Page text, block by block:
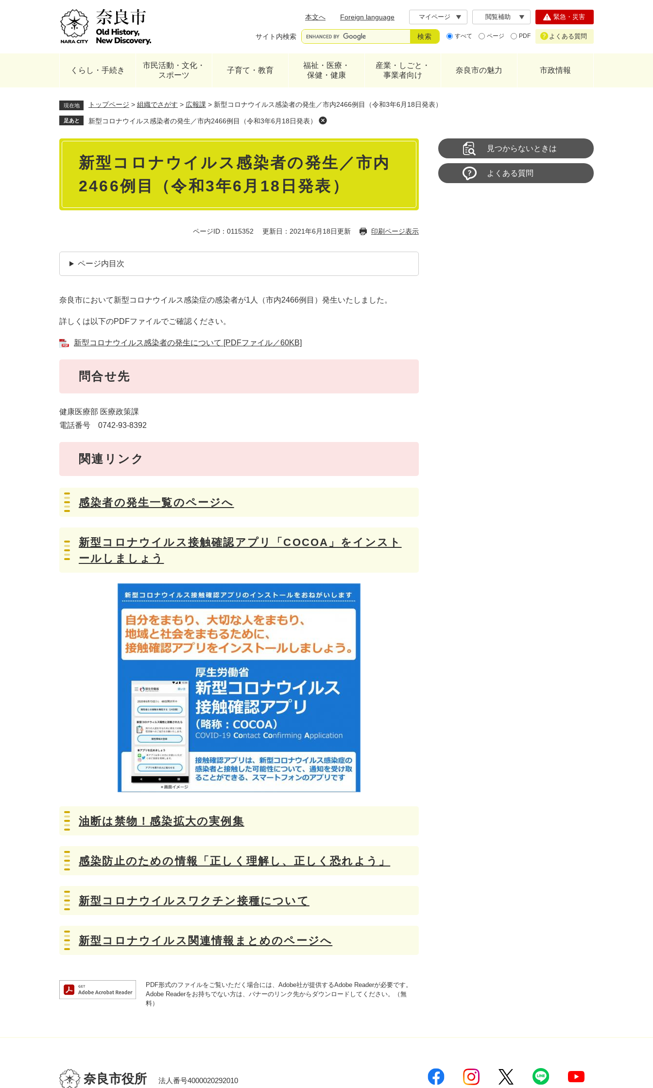
本文へ
Foreign language マイページ 閲覧補助
サイト内検索 すべて ページ PDF
緊急・災害
よくある質問
くらし・手続き
市民活動・文化・
スポーツ
子育て・教育
福祉・医療・
保健・健康
産業・しごと・
事業者向け
奈良市の魅力 市政情報
現在地 トップページ > 組織でさがす > 広報課 > 新型コロナウイルス感染者の発生／市内2466例目（令和3年6月18日発表）
足あと 新型コロナウイルス感染者の発生／市内2466例目（令和3年6月18日発表）
本
新型コロナウイルス感染者の発生／市内
2466例目（令和3年6月18日発表）
ページID：0115352 更新日：2021年6月18日更新 印刷ページ表示
ページ内目次
奈良市において新型コロナウイルス感染症の感染者が1人（市内2466例目）発生いたしました。
詳しくは以下のPDFファイルでご確認ください。
新型コロナウイルス感染者の発生について [PDFファイル／60KB]
問合せ先
健康医療部 医療政策課
電話番号 0742-93-8392
関連リンク
感染者の発生一覧のページへ
新型コロナウイルス接触確認アプリ「COCOA」をインスト
ールしましょう
油断は禁物！感染拡大の実例集
感染防止のための情報「正しく理解し、正しく恐れよう」
新型コロナウイルスワクチン接種について
新型コロナウイルス関連情報まとめのページへ
PDF形式のファイルをご覧いただく場合には、Adobe社が提供するAdobe Readerが必要です。
Adobe Readerをお持ちでない方は、バナーのリンク先からダウンロードしてください。（無
料）
見つからないときは
よくある質問
奈良市役所 法人番号4000020292010